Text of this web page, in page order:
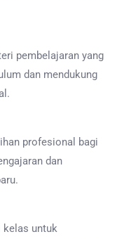
pembelajaran yang
dan mendukung
profesional bagi
dan
kelas untuk